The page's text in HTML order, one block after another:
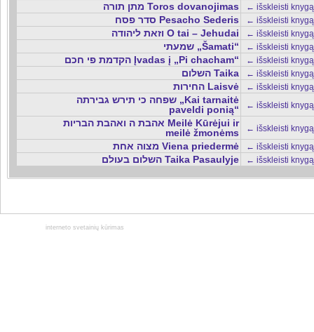
מתן תורה Toros dovanojimas ← išskleisti knygą
סדר פסח Pesacho Sederis ← išskleisti knygą
וזאת ליהודה O tai – Jehudai ← išskleisti knygą
שמעתי „Šamati“ ← išskleisti knygą
הקדמת פי חכם Įvadas į „Pi chacham“ ← išskleisti knygą
השלום Taika ← išskleisti knygą
החירות Laisvė ← išskleisti knygą
שפחה כי תירש גבירתה „Kai tarnaitė
paveldi ponią“
← išskleisti knygą
אהבת ה ואהבת הבריות Meilė Kūrėjui ir
meilė žmonėms
← išskleisti knygą
מצוה אחת Viena priedermė ← išskleisti knygą
השלום בעולם Taika Pasaulyje ← išskleisti knygą
interneto svetainių kūrimas